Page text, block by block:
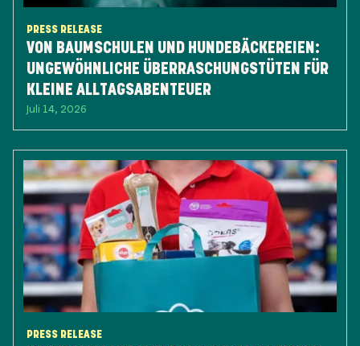
PRESS RELEASE
VON BAUMSCHULEN UND HUNDEBÄCKEREIEN:
UNGEWÖHNLICHE ÜBERRASCHUNGSTÜTEN FÜR
KLEINE ALLTAGSABENTEUER
Juli 14, 2026
PRESS RELEASE